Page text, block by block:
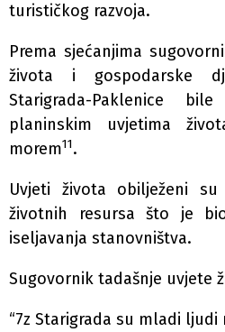
turističkog razvoja.
Prema sjećanjima
života i gospodarske
Starigrada-Paklenice
planinskim uvjetima
morem11.
Uvjeti života obilježeni
životnih resursa što je
iseljavanja stanovništva.
Sugovornik tadašnje uvjete
“7z Starigrada su mladi